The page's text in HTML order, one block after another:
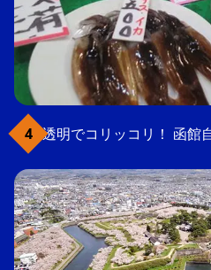
透明でコリッコリ！ 函館